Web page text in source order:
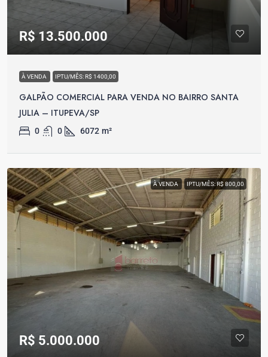
R$ 13.500.000
À VENDA IPTU/MÊS: R$ 1400,00
GALPÃO COMERCIAL PARA VENDA NO BAIRRO SANTA
JULIA – ITUPEVA/SP
0 0 6072 m²
À VENDA IPTU/MÊS: R$ 800,00
R$ 5.000.000